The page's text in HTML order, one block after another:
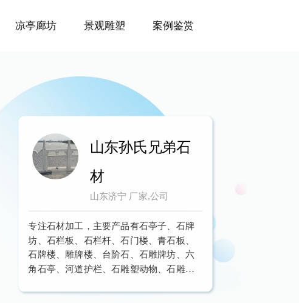
凉亭廊坊 景观雕塑 案例鉴赏
山东孙氏兄弟石
材
山东济宁 厂家,公司
专注石材加工，主要产品有石亭子、石牌
坊、石栏板、石栏杆、石门楼、青石板、
石牌楼、雕牌楼、台阶石、石雕牌坊、六
角石亭、河道护栏、石雕塑动物、石雕栏